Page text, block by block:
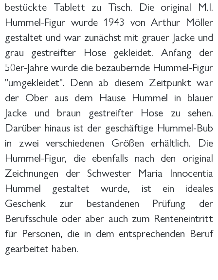
bestückte Tablett zu Tisch. Die original M.I.
Hummel-Figur wurde 1943 von Arthur Möller
gestaltet und war zunächst mit grauer Jacke und
grau gestreifter Hose gekleidet. Anfang der
50er-Jahre wurde die bezaubernde Hummel-Figur
"umgekleidet". Denn ab diesem Zeitpunkt war
der Ober aus dem Hause Hummel in blauer
Jacke und braun gestreifter Hose zu sehen.
Darüber hinaus ist der geschäftige Hummel-Bub
in zwei verschiedenen Größen erhältlich. Die
Hummel-Figur, die ebenfalls nach den original
Zeichnungen der Schwester Maria Innocentia
Hummel gestaltet wurde, ist ein ideales
Geschenk zur bestandenen Prüfung der
Berufsschule oder aber auch zum Renteneintritt
für Personen, die in dem entsprechenden Beruf
gearbeitet haben.